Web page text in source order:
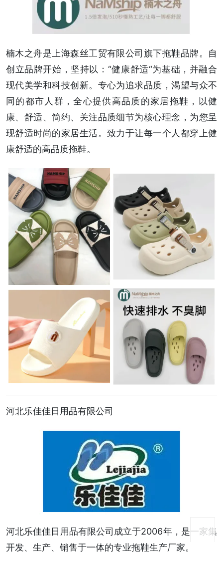
楠木之舟是上海森丝工贸有限公司旗下拖鞋品牌。自
创立品牌开始，坚持以：“健康舒适“为基础，并融合
现代美学和科技创新。专心为追求品质，渴望与众不
同的都市人群，全心提供高品质的家居拖鞋，以健
康、舒适、简约、关注品质细节为核心理念，为您呈
现舒适时尚的家居生活。致力于让每一个人都穿上健
康舒适的高品质拖鞋。
河北乐佳佳日用品有限公司
河北乐佳佳日用品有限公司成立于2006年，是一家集
开发、生产、销售于一体的专业拖鞋生产厂家。